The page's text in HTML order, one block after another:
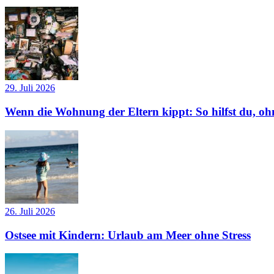
29. Juli 2026
Wenn die Wohnung der Eltern kippt: So hilfst du,
26. Juli 2026
Ostsee mit Kindern: Urlaub am Meer ohne Stress